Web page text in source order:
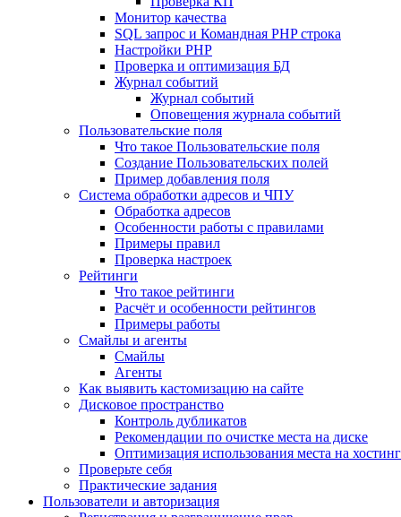
Монитор качества
SQL запрос и Командная PHP строка
Настройки PHP
Проверка и оптимизация БД
Журнал событий
Журнал событий
Оповещения журнала событий
Пользовательские поля
Что такое Пользовательские поля
Создание Пользовательских полей
Пример добавления поля
Система обработки адресов и ЧПУ
Обработка адресов
Особенности работы с правилами
Примеры правил
Проверка настроек
Рейтинги
Что такое рейтинги
Расчёт и особенности рейтингов
Примеры работы
Смайлы и агенты
Смайлы
Агенты
Как выявить кастомизацию на сайте
Дисковое пространство
Контроль дубликатов
Рекомендации по очистке места на диске
Оптимизация использования места на
Проверьте себя
Практические задания
Пользователи и авторизация